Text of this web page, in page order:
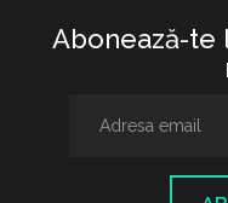
Abonează-